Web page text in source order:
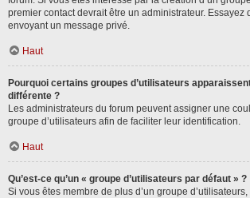
premier contact devrait être un administrateur. Essayez
envoyant un message privé.
Haut
Pourquoi certains groupes d’utilisateurs
différente ?
Les administrateurs du forum peuvent assigner une
groupe d’utilisateurs afin de faciliter leur identification.
Haut
Qu’est-ce qu’un « groupe d’utilisateurs par défaut » ?
Si vous êtes membre de plus d’un groupe